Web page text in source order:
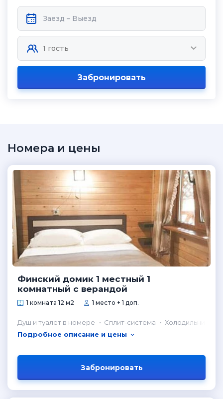
Забронировать
Номера и цены
Финский домик 1 местный 1
комнатный с верандой
1 комната 12 м2 1 место + 1 доп.
Душ и туалет в номере Сплит-система
Холодильник в
Подробное описание и цены
Забронировать